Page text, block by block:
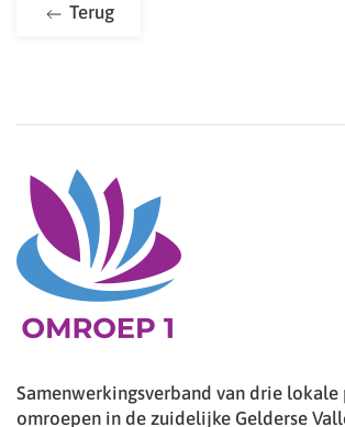
Terug
Samenwerkingsverband van drie
omroepen in de zuidelijke Gelderse